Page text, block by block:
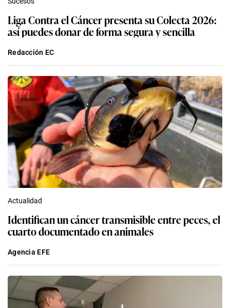
Liga Contra el Cáncer presenta su Colecta 2026:
así puedes donar de forma segura y sencilla
Redacción EC
Actualidad
Identifican un cáncer transmisible entre peces, el
cuarto documentado en animales
Agencia EFE